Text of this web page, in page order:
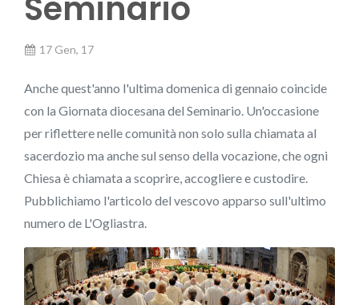
Seminario
17 Gen, 17
Anche quest'anno l'ultima domenica di gennaio coincide
con la Giornata diocesana del Seminario. Un'occasione
per riflettere nelle comunità non solo sulla chiamata al
sacerdozio ma anche sul senso della vocazione, che ogni
Chiesa è chiamata a scoprire, accogliere e custodire.
Pubblichiamo l'articolo del vescovo apparso sull'ultimo
numero de L'Ogliastra.